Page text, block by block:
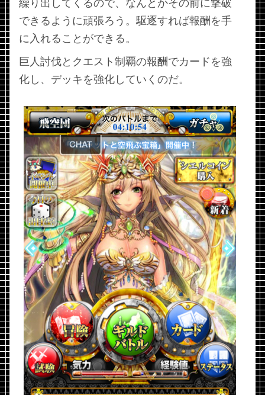
繰り出してくるので、なんとかその前に撃破
できるように頑張ろう。駆逐すれば報酬を手
に入れることができる。
巨人討伐とクエスト制覇の報酬でカードを強
化し、デッキを強化していくのだ。